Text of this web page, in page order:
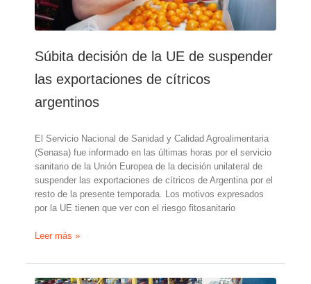
en
la
temporada
Súbita decisión de la UE de suspender
las exportaciones de cítricos
argentinos
El Servicio Nacional de Sanidad y Calidad Agroalimentaria
(Senasa) fue informado en las últimas horas por el servicio
sanitario de la Unión Europea de la decisión unilateral de
suspender las exportaciones de cítricos de Argentina por el
resto de la presente temporada. Los motivos expresados
por la UE tienen que ver con el riesgo fitosanitario
Súbita
de
la
Leer más »